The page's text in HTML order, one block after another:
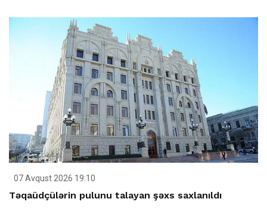
07 Avqust 2026 19:10
Təqaüdçülərin pulunu talayan şəxs saxlanıldı